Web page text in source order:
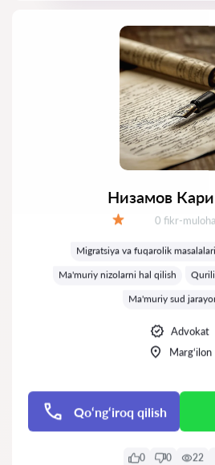
Низамов
Fikrlar:
0 fikr-
Migratsiya va fuqarolik
Ma'muriy nizolarni hal qilish
Ma'muriy sud
Advokat
Marg‘ilon
Qo‘ng‘iroq qilish
0 0 22